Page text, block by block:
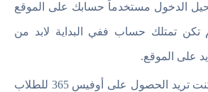
الدخول مستخدماً حسابك على الموقع
تكن تمتلك حساب ففي البداية لابد من
على الموقع.
في حالة ما إذا كنت تريد الحصول على أوفيس 365 للطلاب